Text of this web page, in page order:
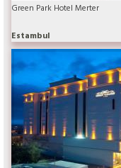
Green Park Hotel Merter
Estambul